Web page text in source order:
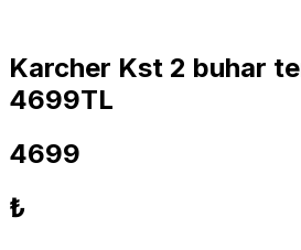
Karcher Kst 2 buhar
4699TL
4699
₺